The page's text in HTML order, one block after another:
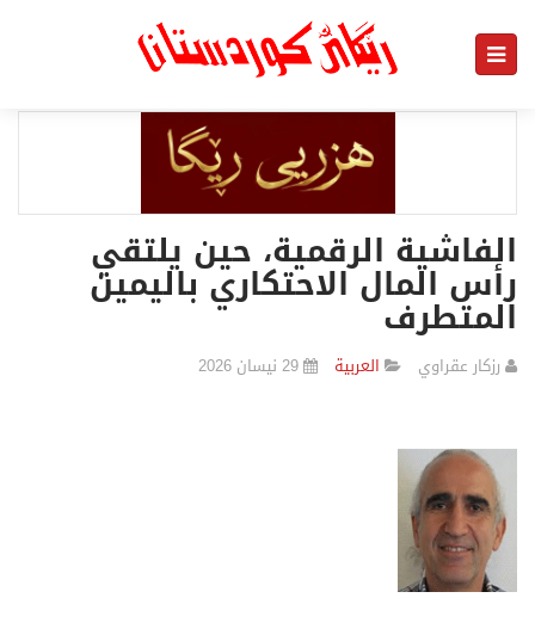
الفاشية الرقمية، حين يلتقي
رأس المال الاحتكاري باليمين
المتطرف
رزكار عقراوي العربیة 29 نیسان 2026